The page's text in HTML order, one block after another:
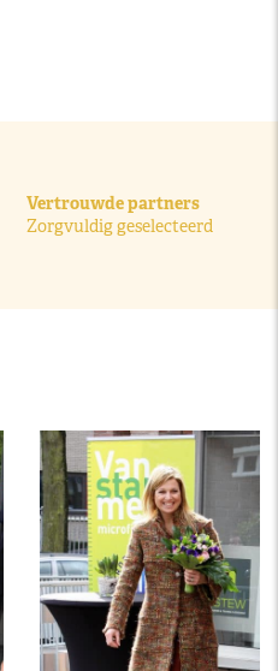
Vertrouwde partners
Zorgvuldig geselecteerd